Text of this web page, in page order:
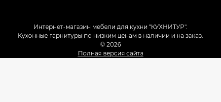
Интернет-магазин мебели для кухни "КУХНИТУР".
Кухонные гарнитуры по низким ценам в наличии и на заказ.
© 2026
Полная версия сайта